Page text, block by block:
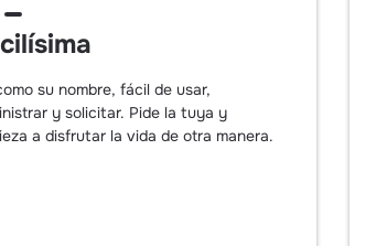
su nombre, fácil de usar,
y solicitar. Pide la tuya y
a disfrutar la vida de otra manera.